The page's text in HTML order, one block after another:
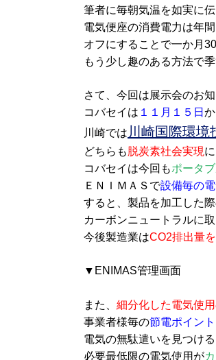
筆者に毎朝気温を如実に
電気便座の消費電力は年間
オフにすることで一か月
もう少し趣のある方法で
さて、今回は展示会のお知
コバセイは １１月１５日
川崎では 川崎国際環境
どちらも脱炭素社会実現
コバセイは今回もポータ
ＥＮＩＭＡＳで設備毎の
すると、製品を加工した
カーボンニュートラルに
今後製造業はCO2排出量
▼ENIMAS管理画面
また、 細分化した電気使
事業者様毎の節電ポイント
電気の無駄遣いを見つけ
必要最低限の電気使用が